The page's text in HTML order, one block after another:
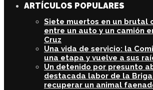
ARTÍCULOS POPULARES
Siete muertos en un brutal
entre un auto y un camión
Cruz
Una vida de servicio: la
una etapa y vuelve a sus
Un detenido por presunto
destacada labor de la
recuperar un animal